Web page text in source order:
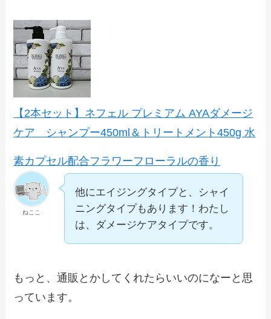
【2本セット】ネフェル プレミアム AYAダメージ
ケア シャンプー450ml＆トリートメント450g 水
素カプセル配合フラワーフローラルの香り
ねここ
他にエイジングタイプと、シャイ
ニングタイプもあります！わたし
は、ダメージケアタイプです。
もっと、通販とかしてくれたらいいのになーと思
っています。